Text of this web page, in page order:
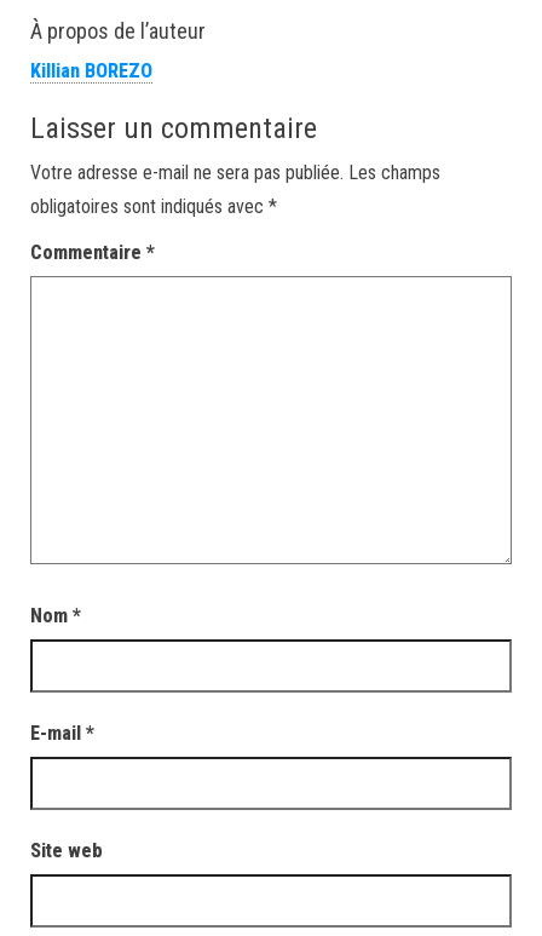
À propos de l’auteur
Killian BOREZO
Laisser un commentaire
Votre adresse e-mail ne sera pas publiée. Les champs
obligatoires sont indiqués avec *
Commentaire *
Nom *
E-mail *
Site web